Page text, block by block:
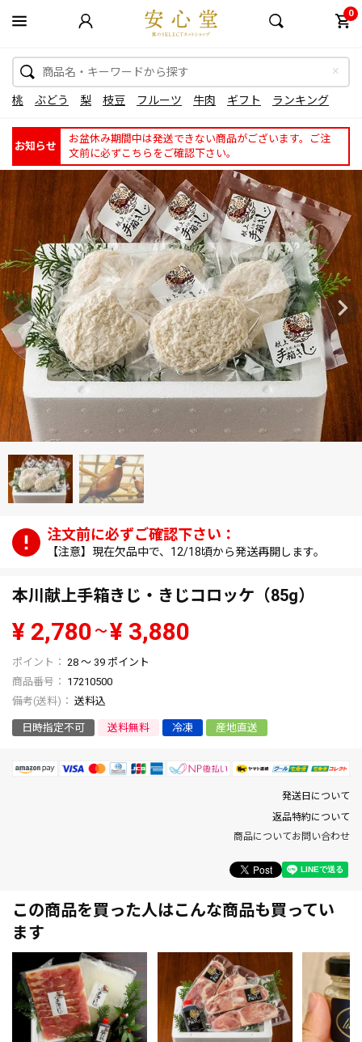
0
桃 ぶどう 梨 枝豆 フルーツ 牛肉 ギフト ランキング
お知らせ
お盆休み期間中は発送できない商品がございます。ご注
文前に必ずこちらをご確認下さい。
【注意】現在欠品中で、12/18頃から発送再開します。
本川献上手箱きじ・きじコロッケ（85g）
¥ 2,780 〜¥ 3,880
28 〜 39 ポイント
商品番号
17210500
送料込
日時指定不可 送料無料 冷凍 産地直送
発送日について
返品特約について
商品についてお問い合わせ
この商品を買った人はこんな商品も買ってい
ます